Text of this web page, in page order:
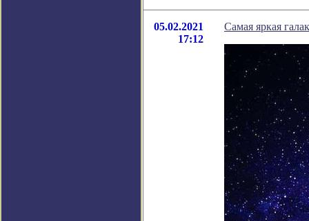
05.02.2021
17:12
Самая яркая